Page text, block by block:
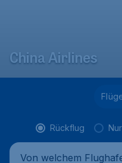
China Airlines
Rückflug
Von welchem